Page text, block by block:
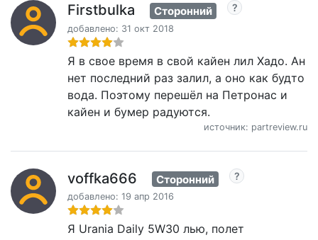
Firstbulka Сторонний
добавлено: 31 окт 2018
Я в свое время в свой кайен лил Хадо. Ан
нет последний раз залил, а оно как будто
вода. Поэтому перешёл на Петронас и
кайен и бумер радуются.
источник: partreview.ru
voffka666 Сторонний
добавлено: 19 апр 2016
Я Urania Daily 5W30 лью, полет